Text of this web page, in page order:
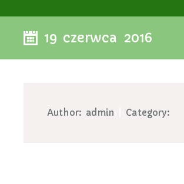
19 czerwca 2016
Author: admin Category: